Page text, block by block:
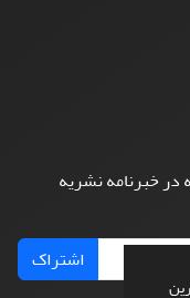
در خبرنامه نشریه
اشتراک